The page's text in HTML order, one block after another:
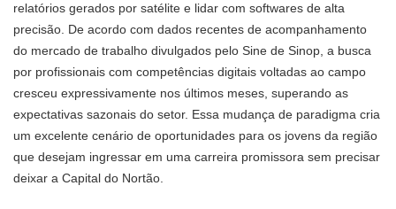
relatórios gerados por satélite e lidar com softwares de alta
precisão. De acordo com dados recentes de acompanhamento
do mercado de trabalho divulgados pelo Sine de Sinop, a busca
por profissionais com competências digitais voltadas ao campo
cresceu expressivamente nos últimos meses, superando as
expectativas sazonais do setor. Essa mudança de paradigma cria
um excelente cenário de oportunidades para os jovens da região
que desejam ingressar em uma carreira promissora sem precisar
deixar a Capital do Nortão.